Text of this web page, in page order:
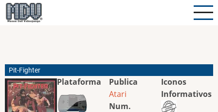
Pasar
al
Pit-Fighter
Plataforma
Publica
Atari
Num.
Iconos
Informativos